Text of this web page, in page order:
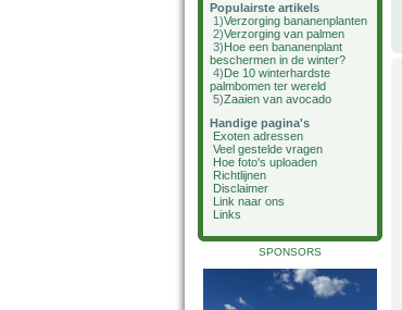
Populairste artikels
1)Verzorging bananenplanten
2)Verzorging van palmen
3)Hoe een bananenplant
beschermen in de winter?
4)De 10 winterhardste
palmbomen ter wereld
5)Zaaien van avocado
Handige pagina's
Exoten adressen
Veel gestelde vragen
Hoe foto's uploaden
Richtlijnen
Disclaimer
Link naar ons
Links
SPONSORS